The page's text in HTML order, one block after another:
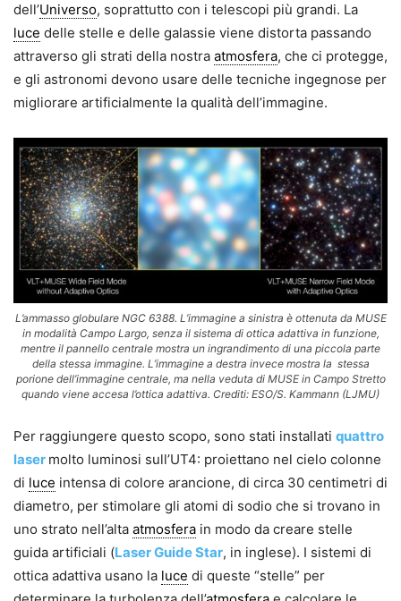
dell’Universo, soprattutto con i telescopi più grandi. La
luce delle stelle e delle galassie viene distorta passando
attraverso gli strati della nostra atmosfera, che ci protegge,
e gli astronomi devono usare delle tecniche ingegnose per
migliorare artificialmente la qualità dell’immagine.
L’ammasso globulare NGC 6388. L’immagine a sinistra è ottenuta da MUSE
in modalità Campo Largo, senza il sistema di ottica adattiva in funzione,
mentre il pannello centrale mostra un ingrandimento di una piccola parte
della stessa immagine. L’immagine a destra invece mostra la stessa
porione dell’immagine centrale, ma nella veduta di MUSE in Campo Stretto
quando viene accesa l’ottica adattiva. Crediti: ESO/S. Kammann (LJMU)
Per raggiungere questo scopo, sono stati installati quattro
laser molto luminosi sull’UT4: proiettano nel cielo colonne
di luce intensa di colore arancione, di circa 30 centimetri di
diametro, per stimolare gli atomi di sodio che si trovano in
uno strato nell’alta atmosfera in modo da creare stelle
guida artificiali (Laser Guide Star, in inglese). I sistemi di
ottica adattiva usano la luce di queste “stelle” per